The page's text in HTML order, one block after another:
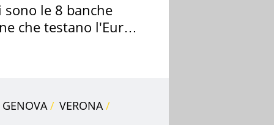
sono le 8 banche
che testano l'Euro
GENOVA VERONA